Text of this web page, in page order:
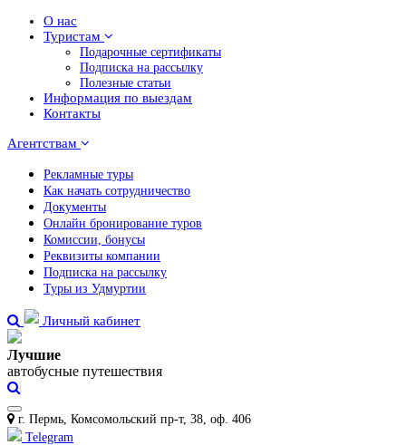
О нас
Туристам
Подарочные сертификаты
Подписка на рассылку
Полезные статьи
Информация по выездам
Контакты
Агентствам
Рекламные туры
Как начать сотрудничество
Документы
Онлайн бронирование туров
Комиссии, бонусы
Реквизиты компании
Подписка на рассылку
Туры из Удмуртии
Личный кабинет
Лучшие
автобусные путешествия
г. Пермь, Комсомольский пр-т, 38, оф. 406
Telegram